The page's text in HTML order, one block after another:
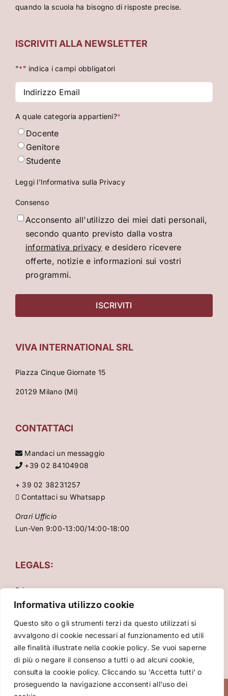
Informativa utilizzo cookie
Questo sito o gli strumenti terzi da questo utilizzati si
avvalgono di cookie necessari al funzionamento ed utili
alle finalità illustrate nella cookie policy. Se vuoi saperne
di più o negare il consenso a tutti o ad alcuni cookie,
consulta la cookie policy. Cliccando su 'Accetta tutti' o
proseguendo la navigazione acconsenti all'uso dei
quando la scuola ha bisogno di risposte precise.
ISCRIVITI ALLA NEWSLETTER
"*" indica i campi obbligatori
Indirizzo
Email*
A quale categoria appartieni?*
Docente
Genitore
Studente
Leggi l'Informativa sulla Privacy
Consenso
Acconsento all'utilizzo dei miei dati personali,
secondo quanto previsto dalla vostra
informativa privacy e desidero ricevere
offerte, notizie e informazioni sui vostri
programmi.
VIVA INTERNATIONAL SRL
Piazza Cinque Giornate 15
20129 Milano (Mi)
CONTATTACI
Mandaci un messaggio
+39 02 84104908
+ 39 02 38231257
Contattaci su Whatsapp
Orari Ufficio
Lun-Ven 9:00-13:00/14:00-18:00
LEGALS:
Privacy
Condizioni Generali